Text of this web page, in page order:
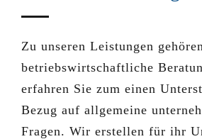
Zu unseren Leistungen
betriebswirtschaftliche
erfahren Sie zum einen
Bezug auf allgemeine
Fragen. Wir erstellen für ihr